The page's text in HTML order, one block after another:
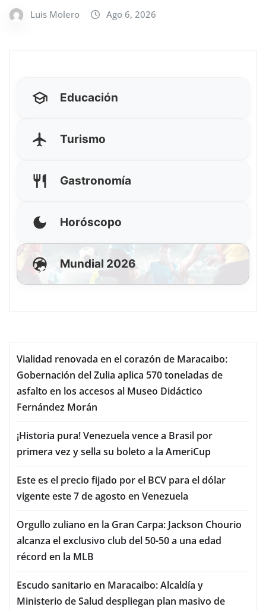
Luis Molero Ago 6, 2026
Educación
Turismo
Gastronomía
Horóscopo
Mundial 2026
Vialidad renovada en el corazón de Maracaibo:
Gobernación del Zulia aplica 570 toneladas de
asfalto en los accesos al Museo Didáctico
Fernández Morán
¡Historia pura! Venezuela vence a Brasil por
primera vez y sella su boleto a la AmeriCup
Este es el precio fijado por el BCV para el dólar
vigente este 7 de agosto en Venezuela
Orgullo zuliano en la Gran Carpa: Jackson Chourio
alcanza el exclusivo club del 50-50 a una edad
récord en la MLB
Escudo sanitario en Maracaibo: Alcaldía y
Ministerio de Salud despliegan plan masivo de